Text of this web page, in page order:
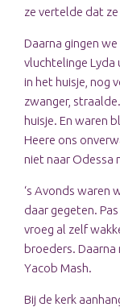
ze vertelde dat
Daarna gingen
vluchtelinge Lyda
in het huisje, nog
zwanger,
huisje. En waren
Heere ons
niet naar Odessa
‘s Avonds waren
daar gegeten.
vroeg al zelf
broeders. Daarna
Yacob Mash.
Bij de kerk